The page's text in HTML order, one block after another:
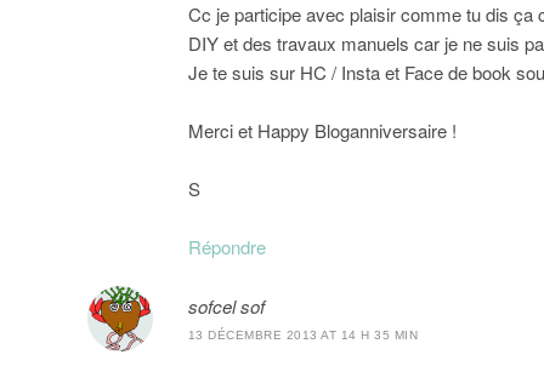
Cc je participe avec plaisir comme tu dis ça
DIY et des travaux manuels car je ne suis
Je te suis sur HC / Insta et Face de book
Merci et Happy Bloganniversaire !
S
Répondre
sofcel sof
13 DÉCEMBRE 2013 AT 14 H 35 MIN